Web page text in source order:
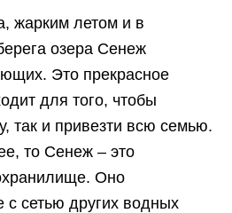
жарким летом и в
озера Сенеж
Это прекрасное
для того, чтобы
так и привезти всю семью.
то Сенеж – это
Оно
с сетью других водных